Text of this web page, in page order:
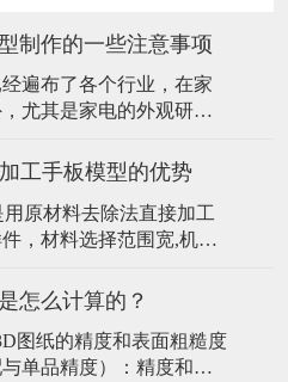
制作的一些注意事项
布了各个行业，在家
尤其是家电的外观研
的时间内，实现从图纸
研发中的产品开模前能
评估外观及结构，使产品
大降低产品投放市场的
工手板模型的优势
材料去除法直接加工
，材料选择范围宽,机器
合于加工大尺寸及结构
，CNC加工设备对三维
拆分，通过加工相应材料
品，特别是对大件产品
怎么计算的？
纸的精度和表面粗糙度
单品精度）：精度和表